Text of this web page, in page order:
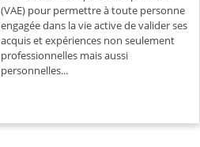
(VAE) pour permettre à toute personne
engagée dans la vie active de valider ses
acquis et expériences non seulement
professionnelles mais aussi
personnelles...